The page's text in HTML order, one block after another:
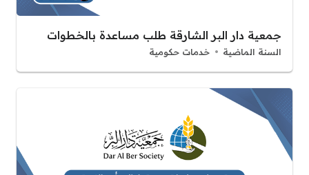
جمعية دار البر الشارقة طلب مساعدة بالخطوات
السنة الماضية خدمات حكومية